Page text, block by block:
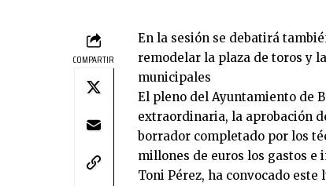
COMPARTIR
En la sesión se debatirá
remodelar la plaza de toros y
municipales
El pleno del Ayuntamiento de
extraordinaria, la aprobación
borrador completado por los
millones de euros los gastos e
Toni Pérez, ha convocado